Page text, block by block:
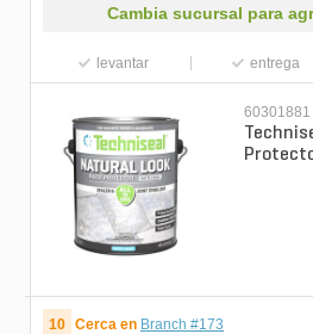
Cambia sucursal para
levantar entrega
60301881
10 Cerca en Branch #173